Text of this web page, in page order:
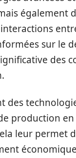
également
sur le
des
des
production
leur permet